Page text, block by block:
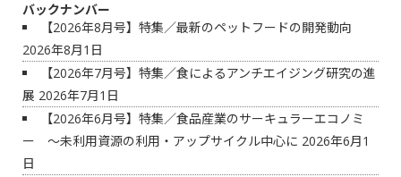
バックナンバー
【2026年8月号】特集／最新のペットフードの開発動向
2026年8月1日
【2026年7月号】特集／食によるアンチエイジング研究の進
展 2026年7月1日
【2026年6月号】特集／食品産業のサーキュラーエコノミ
ー ～未利用資源の利用・アップサイクル中心に 2026年6月1
日